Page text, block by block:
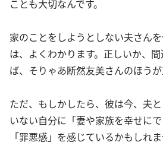
ことも大切なんです。
家のことをしようとしない夫さん
は、よくわかります。正しいか、
ば、そりゃあ断然友美さんのほうが
ただ、もしかしたら、彼は今、夫
いない自分に「妻や家族を幸せに
「罪悪感」を感じているかもしれま